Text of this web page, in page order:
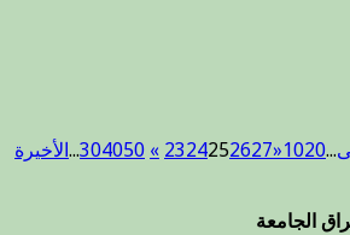
...
1020
«
2324252627
»
304050
...الأخيرة
الجامعة